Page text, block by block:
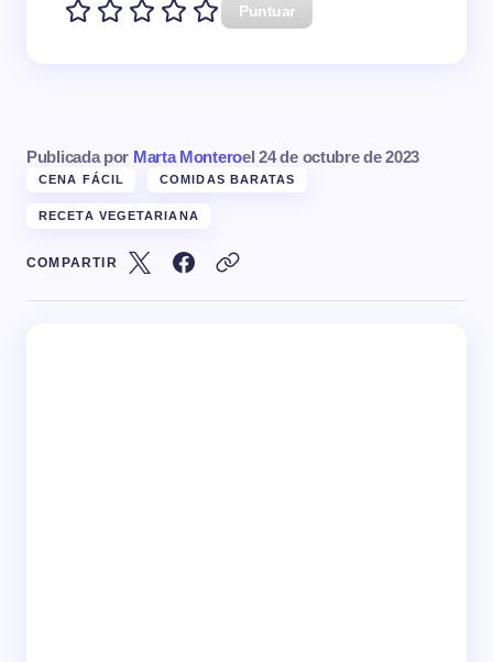
Puntuar
Publicada por Marta Monteroel 24 de octubre de 2023
CENA FÁCIL COMIDAS BARATAS
RECETA VEGETARIANA
COMPARTIR